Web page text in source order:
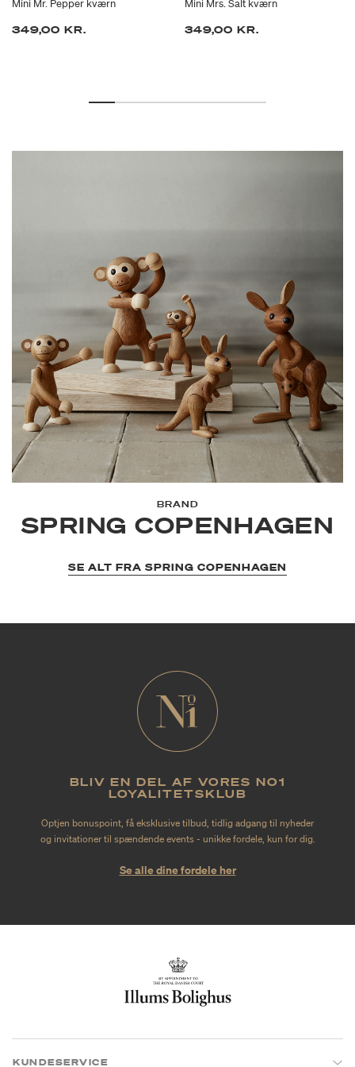
Mini Mr. Pepper kværn
349,00 KR.
Mini Mrs. Salt kværn
349,00 KR.
BRAND
SPRING COPENHAGEN
SE ALT FRA SPRING COPENHAGEN
BLIV EN DEL AF VORES NO1
LOYALITETSKLUB
Optjen bonuspoint, få eksklusive tilbud, tidlig adgang til nyheder
og invitationer til spændende events - unikke fordele, kun for dig.
Se alle dine fordele her
KUNDESERVICE